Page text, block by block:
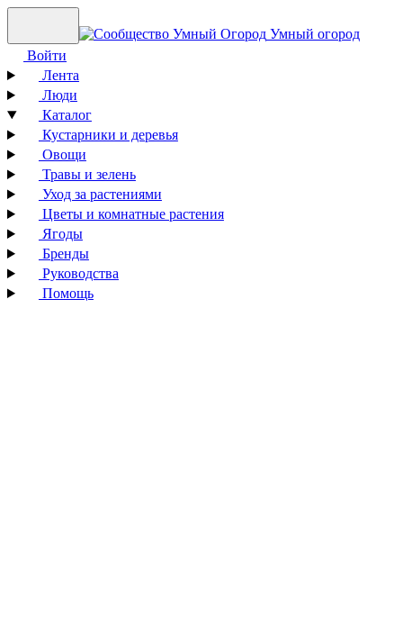
Умный огород
Войти
Лента
Люди
Каталог
Кустарники и деревья
Овощи
Травы и зелень
Уход за растениями
Цветы и комнатные растения
Ягоды
Бренды
Руководства
Помощь